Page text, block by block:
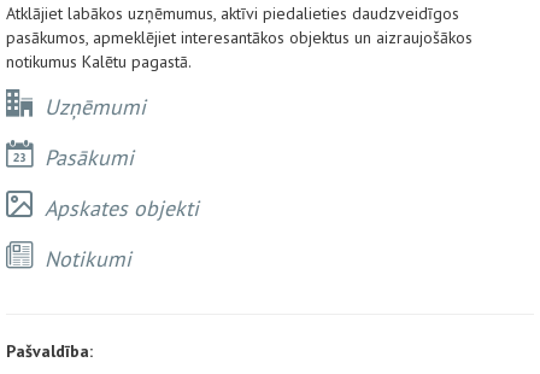
Atklājiet labākos uzņēmumus, aktīvi piedalieties daudzveidīgos
pasākumos, apmeklējiet interesantākos objektus un aizraujošākos
notikumus Kalētu pagastā.
Uzņēmumi
Pasākumi
Apskates objekti
Notikumi
Pašvaldība: